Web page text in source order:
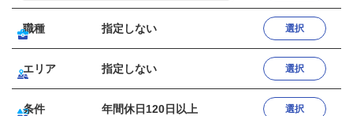
職種 指定しない 選択
エリア 指定しない 選択
条件 年間休日120日以上 選択